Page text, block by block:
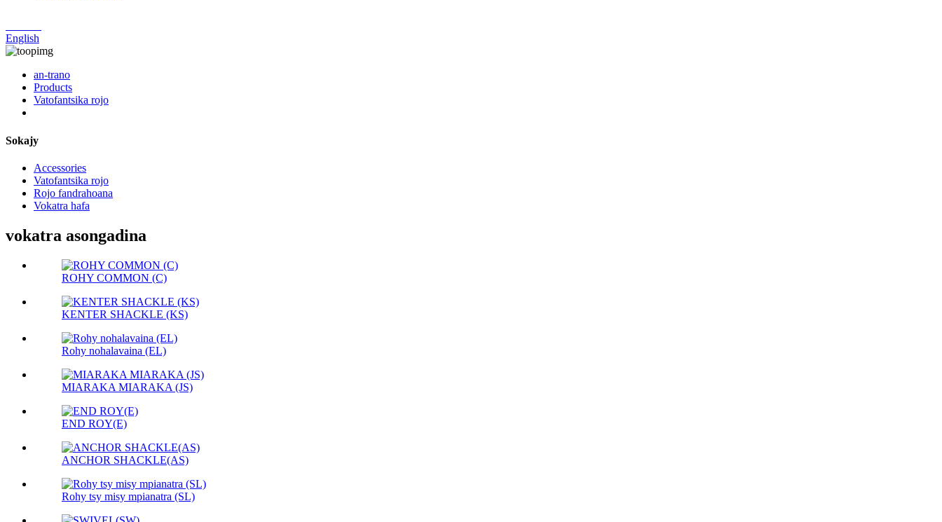
English
an-trano
Products
Vatofantsika rojo
Sokajy
Accessories
Vatofantsika rojo
Rojo fandrahoana
Vokatra hafa
vokatra asongadina
ROHY COMMON (C)
KENTER SHACKLE (KS)
Rohy nohalavaina (EL)
MIARAKA MIARAKA (JS)
END ROY(E)
ANCHOR SHACKLE(AS)
Rohy tsy misy mpianatra (SL)